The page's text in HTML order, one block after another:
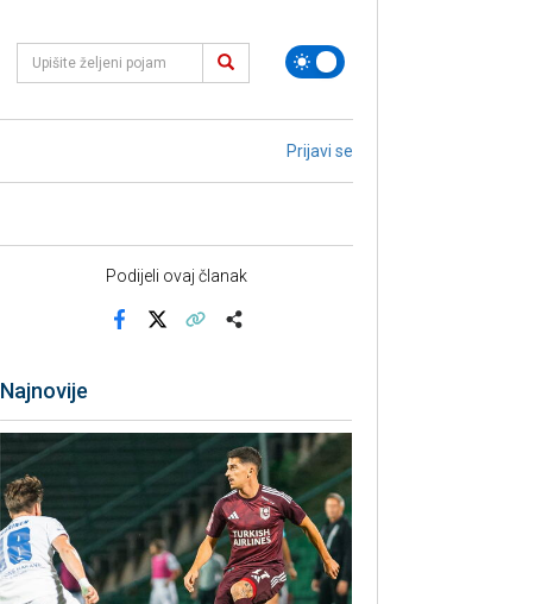
Prijavi se
Podijeli ovaj članak
Najnovije